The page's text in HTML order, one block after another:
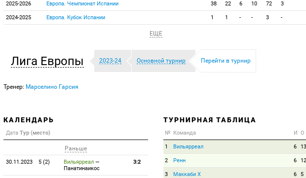
2025-2026 Европа. Чемпионат Испании 38 22 6 10 72 3
2024-2025 Европа. Кубок Испании 1 1 - - 3 -
ЕЩЕ
Лига Европы 2023-24 Основной турнир Перейти в турнир
Тренер: Марселино Гарсия
КАЛЕНДАРЬ
Дата Тур (место)
Раньше
30.11.2023 5 (2) Вильярреал —
Панатинаикос
3:2
ТУРНИРНАЯ ТАБЛИЦА
№ Команда И О
1 Вильярреал 6 13
2 Ренн 6 12
3 Маккаби Х 6 5